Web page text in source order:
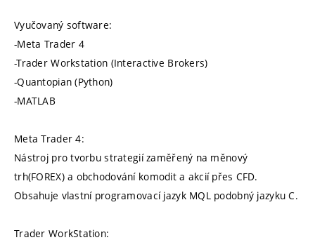
Vyučovaný software:
-Meta Trader 4
-Trader Workstation (Interactive Brokers)
-Quantopian (Python)
-MATLAB
Meta Trader 4:
Nástroj pro tvorbu strategií zaměřený na měnový
trh(FOREX) a obchodování komodit a akcií přes CFD.
Obsahuje vlastní programovací jazyk MQL podobný jazyku C.
Trader WorkStation: